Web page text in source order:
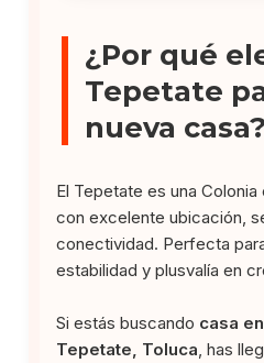
¿Por qué
Tepetate
nueva casa?
El Tepetate es una Colonia
con excelente ubicación,
conectividad. Perfecta
estabilidad y plusvalía en
Si estás buscando casa
Tepetate, Toluca , has